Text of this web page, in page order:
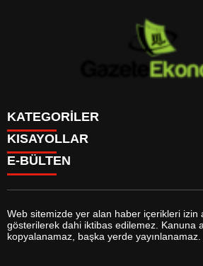
KATEGORİLER
GÜNDEM
DÜNYA
SİYASET
MAGAZİN
SAĞLIK
EĞİTİM
YAŞAM
KISAYOLLAR
BURÇLAR
FİKSTÜR
FİRMA EKLE
FİRMA REHBERİ
E-BÜLTEN
gazeteekonomi.com e-bültenine abone
Web sitemizde yer alan haber içerikleri izin
gösterilerek dahi iktibas edilemez. Kanuna
kopyalanamaz, başka yerde